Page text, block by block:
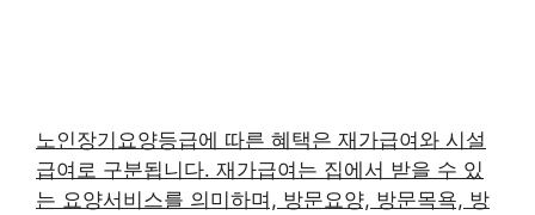
노인장기요양등급에 따른 혜택은 재가급여와 시설
급여로 구분됩니다. 재가급여는 집에서 받을 수 있
는 요양서비스를 의미하며, 방문요양, 방문목욕, 방